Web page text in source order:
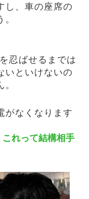
し、車の座席の
忍ばせるまでは
いといけないの
がなくなります
れって結構相手